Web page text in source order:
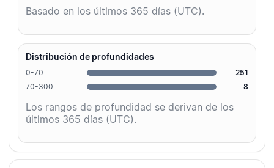
Basado en los últimos 365 días (UTC).
Distribución de profundidades
0-70
251
70-300
8
Los rangos de profundidad se derivan de los
últimos 365 días (UTC).